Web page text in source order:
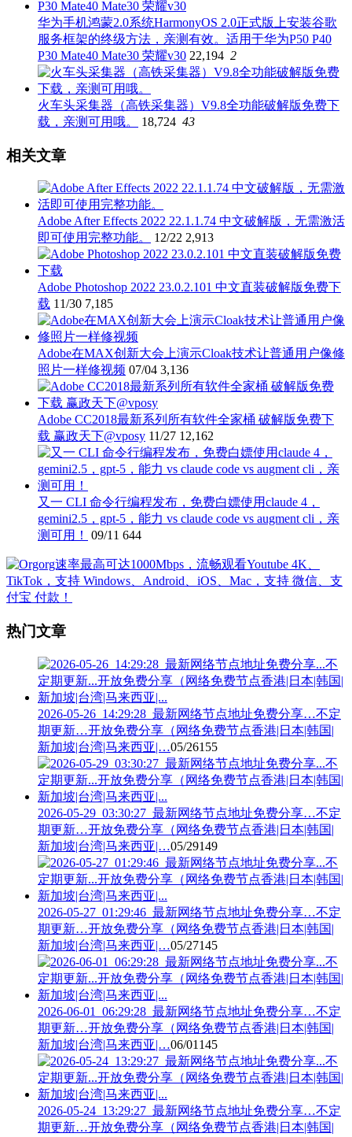
华为手机鸿蒙2.0系统HarmonyOS 2.0正式版上安装谷歌
服务框架的终级方法，亲测有效。适用于华为P50 P40
P30 Mate40 Mate30 荣耀v30 22,194 2
火车头采集器（高铁采集器）V9.8全功能破解版免费下
载，亲测可用哦。
18,724 43
相关文章
Adobe After Effects 2022 22.1.1.74 中文破解版，无需激活
即可使用完整功能。
12/22 2,913
Adobe Photoshop 2022 23.0.2.101 中文直装破解版免费下
载 11/30 7,185
Adobe在MAX创新大会上演示Cloak技术让普通用户像修
照片一样修视频 07/04 3,136
Adobe CC2018最新系列所有软件全家桶 破解版免费下
载 赢政天下@vposy 11/27 12,162
又一 CLI 命令行编程发布，免费白嫖使用claude 4，
gemini2.5，gpt-5，能力 vs claude code vs augment cli，亲
测可用！
09/11 644
热门文章
2026-05-26_14:29:28_最新网络节点地址免费分享…不定
期更新…开放免费分享（网络免费节点香港|日本|韩国|
新加坡|台湾|马来西亚|…05/26155
2026-05-29_03:30:27_最新网络节点地址免费分享…不定
期更新…开放免费分享（网络免费节点香港|日本|韩国|
新加坡|台湾|马来西亚|…05/29149
2026-05-27_01:29:46_最新网络节点地址免费分享…不定
期更新…开放免费分享（网络免费节点香港|日本|韩国|
新加坡|台湾|马来西亚|…05/27145
2026-06-01_06:29:28_最新网络节点地址免费分享…不定
期更新…开放免费分享（网络免费节点香港|日本|韩国|
新加坡|台湾|马来西亚|…06/01 145
2026-05-24_13:29:27_最新网络节点地址免费分享…不定
期更新…开放免费分享（网络免费节点香港|日本|韩国|